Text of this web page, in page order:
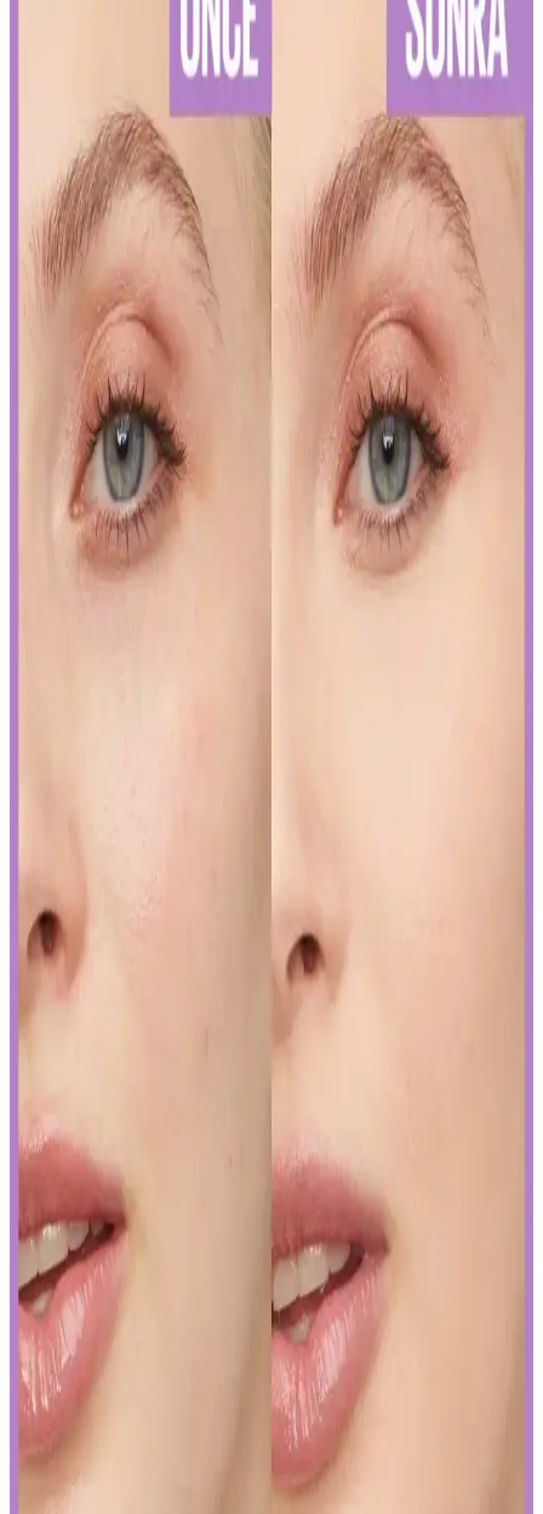
doğru diş macunu seçimi ve düzenli kullanım önemlidir. Uzman
önerileriyle diş sağlığınızı koruyun.
Kalıcı Kalem Göz Makyajı: Uzun Süre Dayanan ve
Pratik Kullanım İpuçları
Kalıcı kalem göz makyajı, suya ve tere dayanıklı formülleriyle uzun
süre kalıcı ve net çizgiler sağlar. Uygulama ve bakım ipuçlarıyla
gözlerinizi vurgulayın.
Kalıcı Oje Seçenekleri: Nail Master M377 ve M378
Modellerinin Detaylı Analizi
Nail Master M377 ve M378 modelleri, dayanıklılık ve parlaklık
sunan kalıcı ojeler arasında öne çıkar. Bu modellerin özellikleri ve
bakım önerileriyle uzun süre şık ve bakımlı kalabilirsiniz.
İslak Ruj Uygulama ve Bakım İpuçlarıyla
Mükemmel Dudaklara Ulaşın
İslak rujun güzelliğini ortaya çıkarmak ve kalıcılığını artırmak için
doğru uygulama teknikleri ve bakım önerileri. Dudakların temizliği,
sınır çizimi ve kat kat uygulama ile mükemmel görünüm elde edin.
Japon ve Kore Güzellik Markalarının FDA Güneş
reaksiyonlar görülebilir.
Yapay Zeka ile Kozmetik Sektöründe Yenilikler ve
Sunduğu Faydalar
deneyimine kadar birçok alanda devrim yaratıyor. Sürdürülebilirlik
Seçimi ve Uygulama Yöntemleri
Gözaltı kapatıcısı seçimi ve uygulama teknikleriyle doğal görünüm
yakalamak için hafif ürünler ve doğru uygulama yöntemleri
önemlidir. İnce katmanlar ve uygun tonlar ile göz altlarınızda doğal
parlaklık sağlayabilirsiniz.
Ağız Bakımı ve Hijyenin Temel Unsurları: Günlük
Diş Temizliği ve Koruyucu Ürünler
Diş macunu ve diş fırçası, ağız hijyeninin temel taşlarıdır. Florür
içeren ürünler dişleri güçlendirir, düzenli kullanım sağlıklı gülüşler
sağlar.
Uzun Süre Kalıcı ve Doğal Mat Fondötenler:
Günlük Kullanım İçin En İyi Seçenekler ve İpuçları